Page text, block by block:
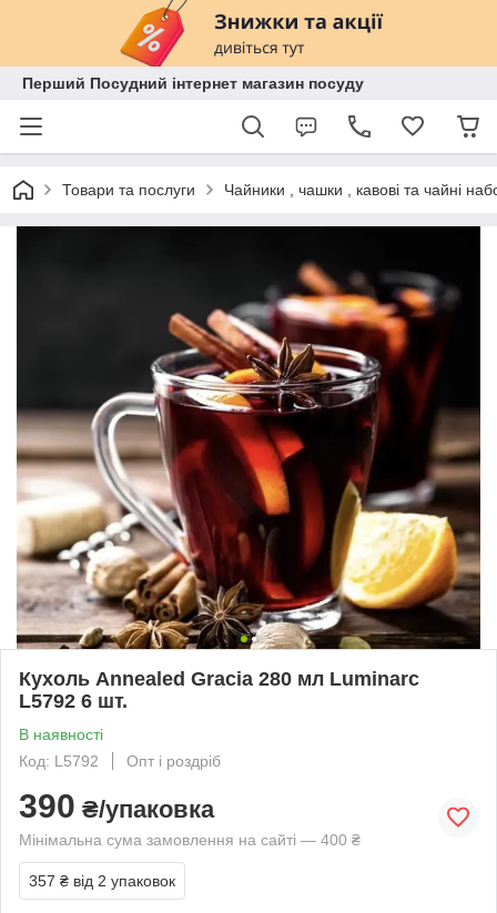
Перший Посудний інтернет магазин посуду
Товари та послуги Чайники , чашки , кавові та чайні
Кухоль Annealed Gracia 280 мл Luminarc
L5792 6 шт.
В наявності
Код: L5792
Опт і роздріб
390 ₴/упаковка
Мінімальна сума замовлення на сайті — 400 ₴
357 ₴ від 2 упаковок